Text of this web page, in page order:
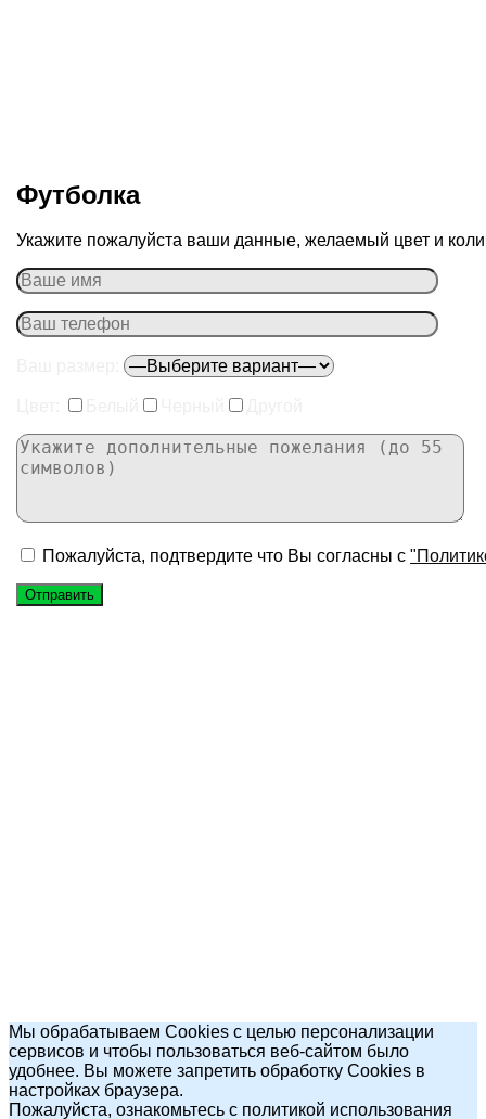
Футболка
Укажите пожалуйста ваши данные, желаемый цвет и
Пожалуйста, подтвердите что Вы согласны с
Мы обрабатываем Cookies с целью персонализации
сервисов и чтобы пользоваться веб-сайтом было
удобнее. Вы можете запретить обработку Cookies в
настройках браузера.
Пожалуйста, ознакомьтесь с политикой использования